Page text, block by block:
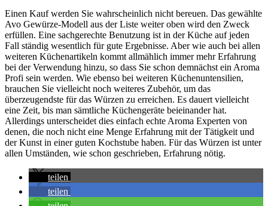
Einen Kauf werden Sie wahrscheinlich nicht bereuen. Das gewählte
Avo Gewürze-Modell aus der Liste weiter oben wird den Zweck
erfüllen. Eine sachgerechte Benutzung ist in der Küche auf jeden
Fall ständig wesentlich für gute Ergebnisse. Aber wie auch bei allen
weiteren Küchenartikeln kommt allmählich immer mehr Erfahrung
bei der Verwendung hinzu, so dass Sie schon demnächst ein Aroma
Profi sein werden. Wie ebenso bei weiteren Küchenuntensilien,
brauchen Sie vielleicht noch weiteres Zubehör, um das
überzeugendste für das Würzen zu erreichen. Es dauert vielleicht
eine Zeit, bis man sämtliche Küchengeräte beieinander hat.
Allerdings unterscheidet dies einfach echte Aroma Experten von
denen, die noch nicht eine Menge Erfahrung mit der Tätigkeit und
der Kunst in einer guten Kochstube haben. Für das Würzen ist unter
allen Umständen, wie schon geschrieben, Erfahrung nötig.
teilen
teilen